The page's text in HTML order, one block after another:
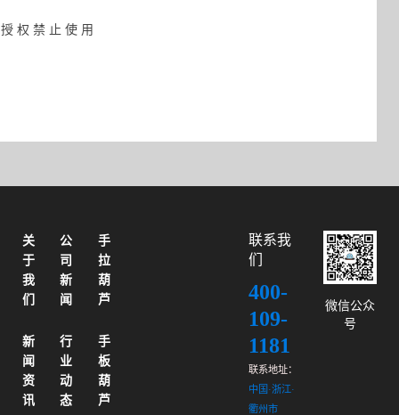
权 禁 止 使 用
关
于
我
们
新
闻
资
讯
公
司
新
闻
行
业
动
态
手
拉
葫
芦
手
板
葫
芦
联系我
们
400-
109-
1181
联系地址：
中国·浙江·
衢州市
微信公众
号